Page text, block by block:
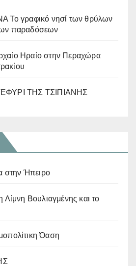
Το γραφικό νησί των θρύλων
παραδόσεων
Ηραίο στην Περαχώρα
ΤΗΣ ΤΣΙΠΙΑΝΗΣ
στην Ήπειρο
Λίμνη Βουλιαγμένης και το
Όαση